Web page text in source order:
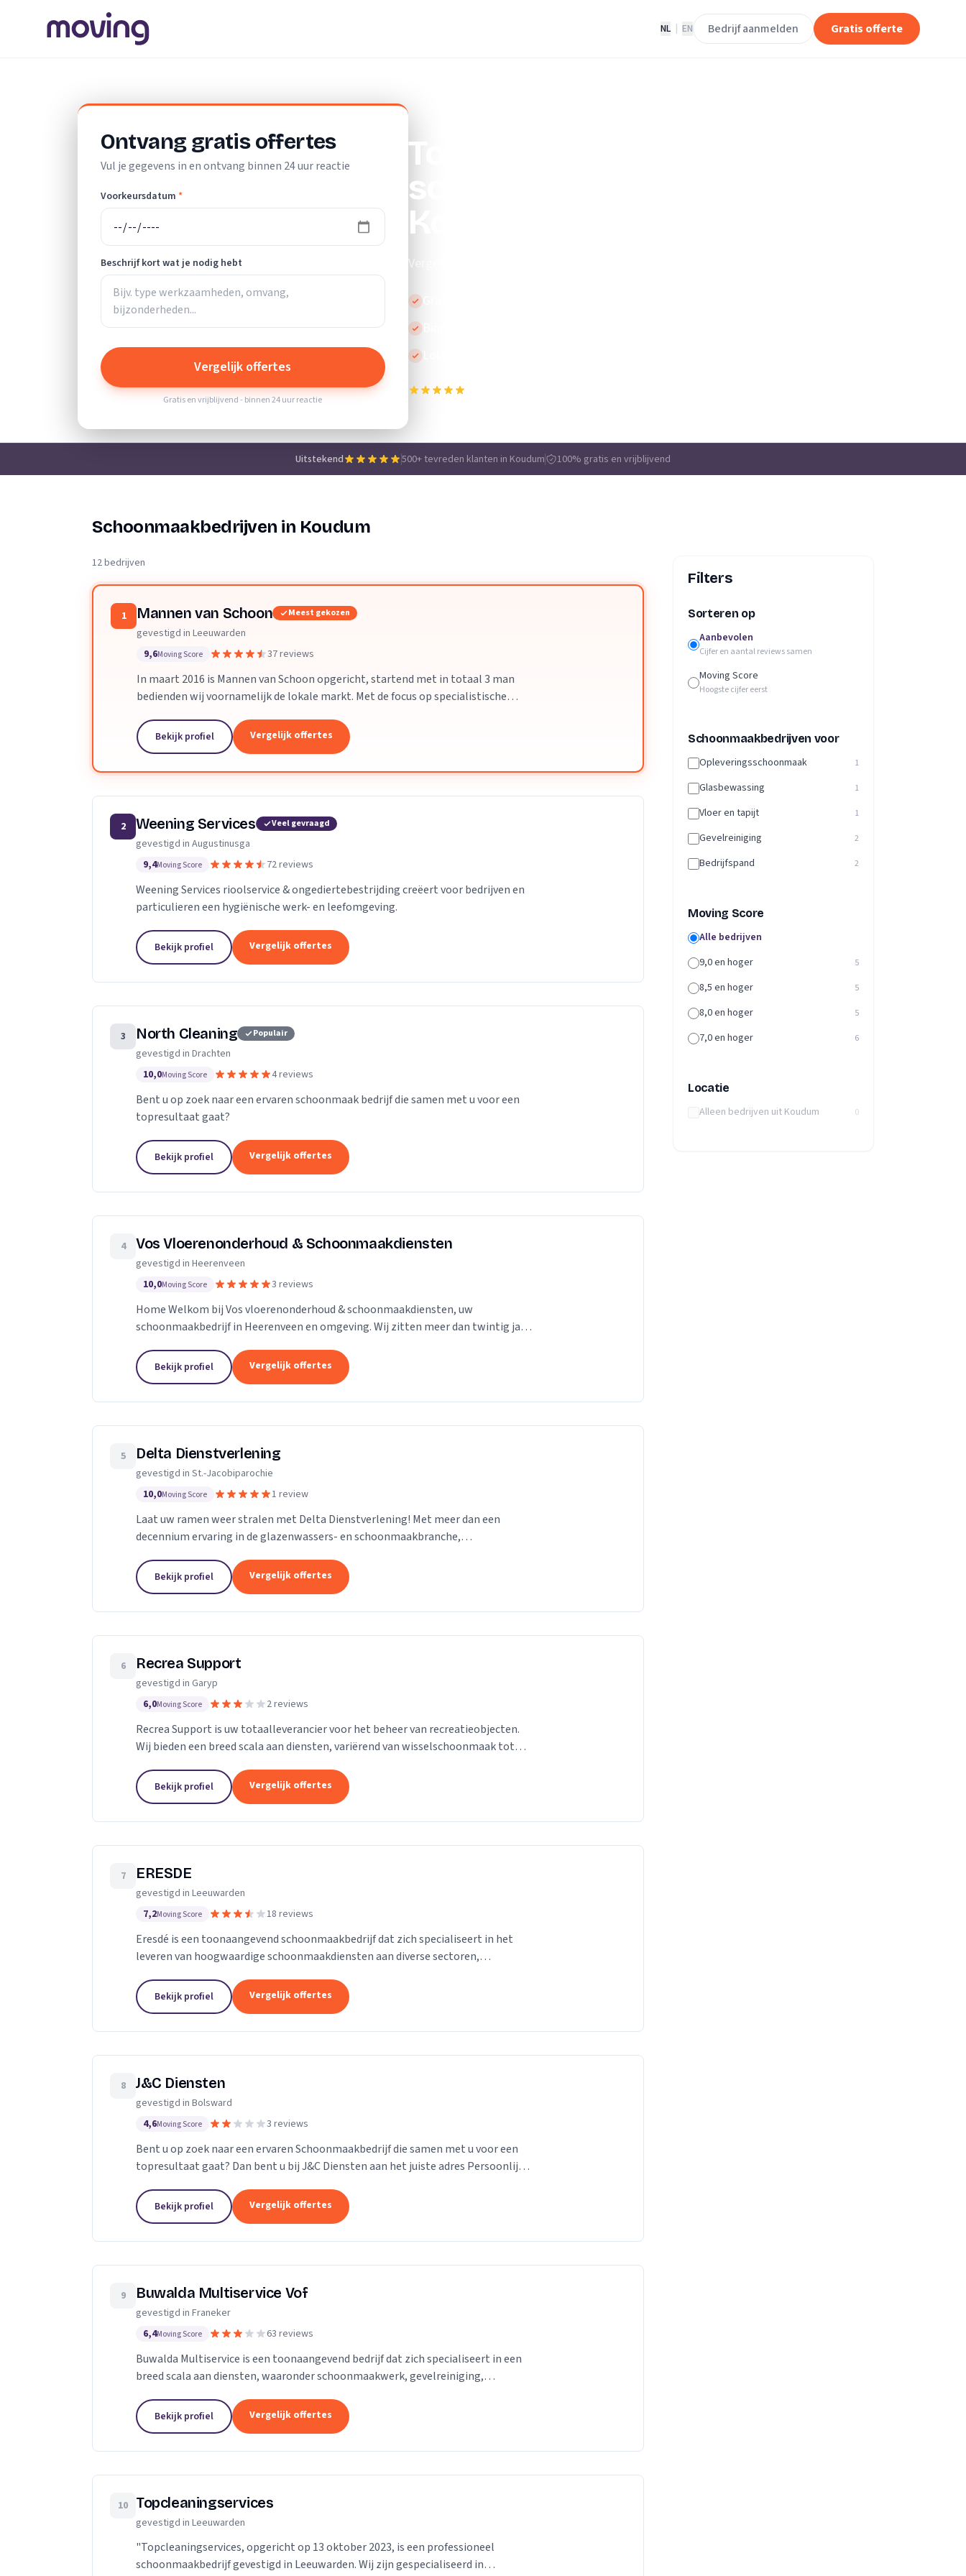
NL EN Bedrijf aanmelden Gratis offerte
Ontvang gratis offertes
Vul je gegevens in en ontvang binnen 24 uur reactie
Voorkeursdatum *
Beschrijf kort wat je nodig hebt
Vergelijk offertes
Gratis en vrijblijvend - binnen 24 uur reactie
Top 10 beste
schoonmaakbedrijven in
Koudum
Vergelijk de beste schoonmaakbedrijven in Koudum.
Gratis en vrijblijvend
Binnen 24 uur reactie
Lokale vakmensen
Uitstekend 500+ tevreden klanten in Koudum 100% gratis en vrijblijvend
Schoonmaakbedrijven in Koudum
12 bedrijven
1 Mannen van Schoon Meest gekozen
gevestigd in Leeuwarden
9,6Moving Score 37 reviews
In maart 2016 is Mannen van Schoon opgericht, startend met in totaal 3 man
bedienden wij voornamelijk de lokale markt. Met de focus op specialistische
Bekijk profiel Vergelijk offertes
2 Weening Services Veel gevraagd
gevestigd in Augustinusga
9,4Moving Score 72 reviews
Weening Services rioolservice & ongediertebestrijding creëert voor bedrijven en
particulieren een hygiënische werk- en leefomgeving.
Bekijk profiel Vergelijk offertes
3 North Cleaning Populair
gevestigd in Drachten
10,0Moving Score 4 reviews
Bent u op zoek naar een ervaren schoonmaak bedrijf die samen met u voor een
topresultaat gaat?
Bekijk profiel Vergelijk offertes
4 Vos Vloerenonderhoud & Schoonmaakdiensten
gevestigd in Heerenveen
10,0Moving Score 3 reviews
Home Welkom bij Vos vloerenonderhoud & schoonmaakdiensten, uw
schoonmaakbedrijf in Heerenveen en omgeving. Wij zitten meer dan twintig jaar
Bekijk profiel Vergelijk offertes
5 Delta Dienstverlening
gevestigd in St.-Jacobiparochie
10,0Moving Score 1 review
Laat uw ramen weer stralen met Delta Dienstverlening! Met meer dan een
decennium ervaring in de glazenwassers- en schoonmaakbranche,
Bekijk profiel Vergelijk offertes
6 Recrea Support
gevestigd in Garyp
6,0Moving Score 2 reviews
Recrea Support is uw totaalleverancier voor het beheer van recreatieobjecten.
Wij bieden een breed scala aan diensten, variërend van wisselschoonmaak tot
Bekijk profiel Vergelijk offertes
7 ERESDE
gevestigd in Leeuwarden
7,2Moving Score 18 reviews
Eresdé is een toonaangevend schoonmaakbedrijf dat zich specialiseert in het
leveren van hoogwaardige schoonmaakdiensten aan diverse sectoren,
Bekijk profiel Vergelijk offertes
8 J&C Diensten
gevestigd in Bolsward
4,6Moving Score 3 reviews
Bent u op zoek naar een ervaren Schoonmaakbedrijf die samen met u voor een
topresultaat gaat? Dan bent u bij J&C Diensten aan het juiste adres Persoonlijk
Bekijk profiel Vergelijk offertes
9 Buwalda Multiservice Vof
gevestigd in Franeker
6,4Moving Score 63 reviews
Buwalda Multiservice is een toonaangevend bedrijf dat zich specialiseert in een
breed scala aan diensten, waaronder schoonmaakwerk, gevelreiniging,
Bekijk profiel Vergelijk offertes
10 Topcleaningservices
gevestigd in Leeuwarden
"Topcleaningservices, opgericht op 13 oktober 2023, is een professioneel
schoonmaakbedrijf gevestigd in Leeuwarden. Wij zijn gespecialiseerd in
Filters
Sorteren op
Aanbevolen
Cijfer en aantal reviews samen
Moving Score
Hoogste cijfer eerst
Schoonmaakbedrijven voor
Opleveringsschoonmaak 1
Glasbewassing 1
Vloer en tapijt 1
Gevelreiniging 2
Bedrijfspand 2
Moving Score
Alle bedrijven
9,0 en hoger
5
8,5 en hoger 5
8,0 en hoger 5
7,0 en hoger 6
Locatie
Alleen bedrijven uit Koudum 0